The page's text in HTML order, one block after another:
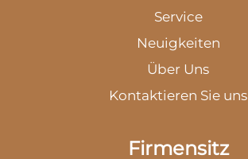
Service
Neuigkeiten
Über Uns
Kontaktieren Sie uns
Firmensitz